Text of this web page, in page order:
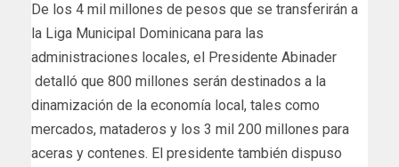
De los 4 mil millones de pesos que se transferirán a
la Liga Municipal Dominicana para las
administraciones locales, el Presidente Abinader
detalló que 800 millones serán destinados a la
dinamización de la economía local, tales como
mercados, mataderos y los 3 mil 200 millones para
aceras y contenes. El presidente también dispuso